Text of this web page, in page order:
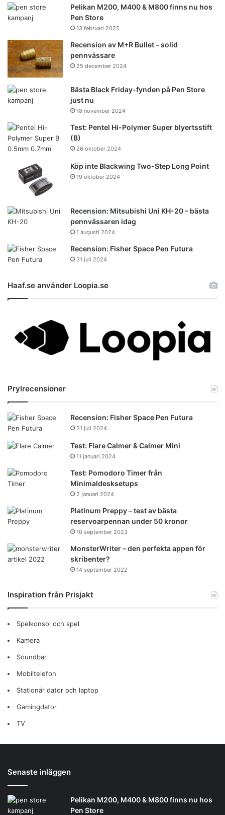
Pelikan M200, M400 & M800 finns nu hos
Pen Store
13 februari 2025
Recension av M+R Bullet – solid
pennvässare
25 december 2024
Bästa Black Friday-fynden på Pen Store
just nu
18 november 2024
Test: Pentel Hi-Polymer Super blyertsstift
(B)
26 oktober 2024
Köp inte Blackwing Two-Step Long Point
19 oktober 2024
Recension: Mitsubishi Uni KH-20 – bästa
pennvässaren idag
1 augusti 2024
Recension: Fisher Space Pen Futura
31 juli 2024
Haaf.se använder Loopia.se
Prylrecensioner
Recension: Fisher Space Pen Futura
31 juli 2024
Test: Flare Calmer & Calmer Mini
11 januari 2024
Test: Pomodoro Timer från
Minimaldesksetups
2 januari 2024
Platinum Preppy – test av bästa
reservoarpennan under 50 kronor
10 september 2023
MonsterWriter – den perfekta appen för
skribenter?
14 september 2022
Inspiration från Prisjakt
Spelkonsol och spel
Kamera
Soundbar
Mobiltelefon
Stationär dator och laptop
Gamingdator
TV
Senaste inläggen
Pelikan M200, M400 & M800 finns nu hos
Pen Store